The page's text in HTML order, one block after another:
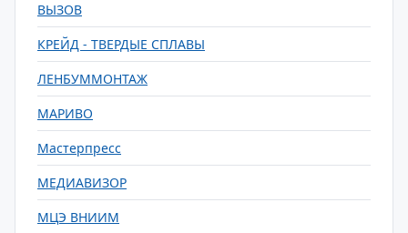
ВЫЗОВ
КРЕЙД - ТВЕРДЫЕ СПЛАВЫ
ЛЕНБУММОНТАЖ
МАРИВО
Мастерпресс
МЕДИАВИЗОР
МЦЭ ВНИИМ